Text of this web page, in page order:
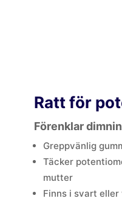
Ratt för
Förenklar
Greppvänlig
Täcker
mutter
Finns i svart